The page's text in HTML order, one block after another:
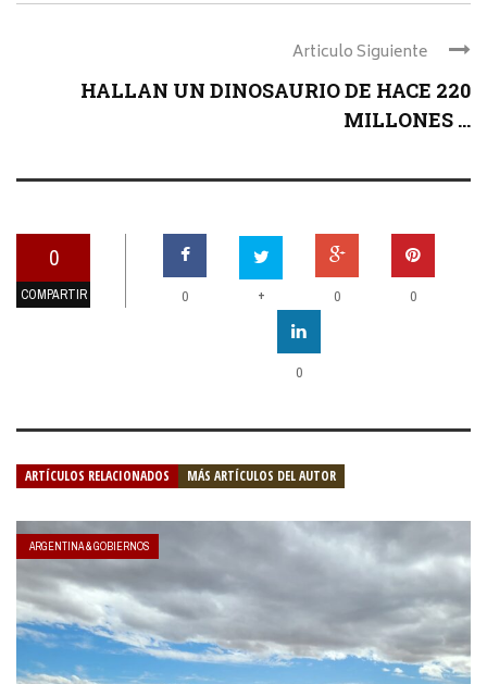
Articulo Siguiente
HALLAN UN DINOSAURIO DE HACE 220
MILLONES ...
0
COMPARTIR 0 + 0 0
0
ARTÍCULOS RELACIONADOS MÁS ARTÍCULOS DEL AUTOR
ARGENTINA & GOBIERNOS